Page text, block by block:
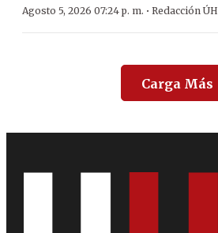
Agosto 5, 2026 07:24 p. m. · Redacción ÚH
Carga Más